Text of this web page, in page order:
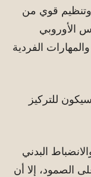
وتنظيم قوي من
الأوروبي
الفردية
للتركيز
البدني
الصمود، إلا أن